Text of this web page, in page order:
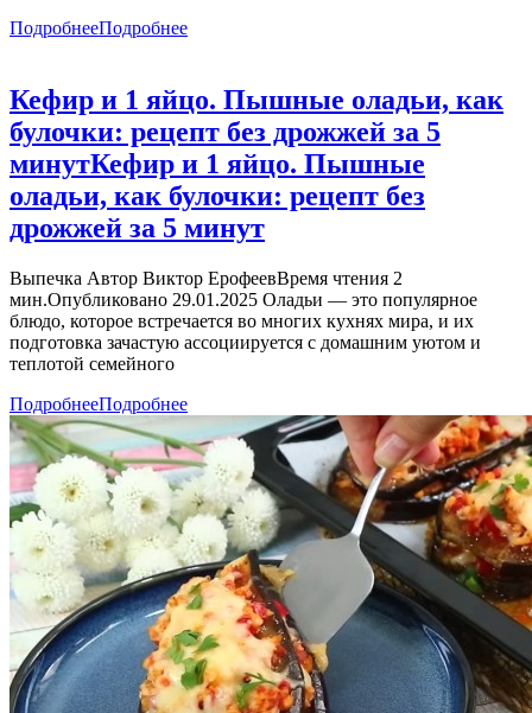
ПодробнееПодробнее
Кефир и 1 яйцо. Пышные оладьи, как
булочки: рецепт без дрожжей за 5
минутКефир и 1 яйцо. Пышные
оладьи, как булочки: рецепт без
дрожжей за 5 минут
Выпечка Автор Виктор ЕрофеевВремя чтения 2
мин.Опубликовано 29.01.2025 Оладьи — это популярное
блюдо, которое встречается во многих кухнях мира, и их
подготовка зачастую ассоциируется с домашним уютом и
теплотой семейного
ПодробнееПодробнее